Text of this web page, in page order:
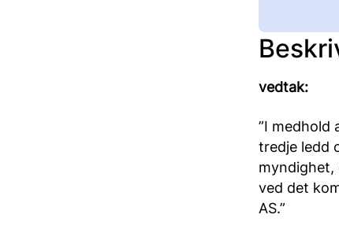
vedtak:
”I medhold
tredje ledd
myndighet,
ved det
AS.”